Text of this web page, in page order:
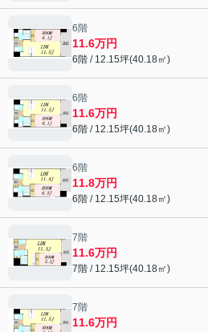
6階
11.6万円
6階 / 12.15坪(40.18㎡)
6階
11.6万円
6階 / 12.15坪(40.18㎡)
6階
11.8万円
6階 / 12.15坪(40.18㎡)
7階
11.6万円
7階 / 12.15坪(40.18㎡)
7階
11.6万円